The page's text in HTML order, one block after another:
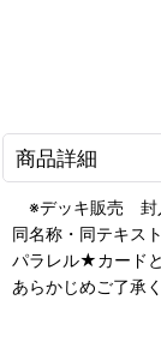
商品詳細
※デッキ販売 封
同名称・同テキス
パラレル★カード
あらかじめご了承